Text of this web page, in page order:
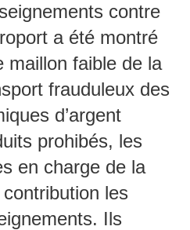
contre
a été montré
maillon faible de la
frauduleux des
d’argent
prohibés, les
en charge de la
les
Ils